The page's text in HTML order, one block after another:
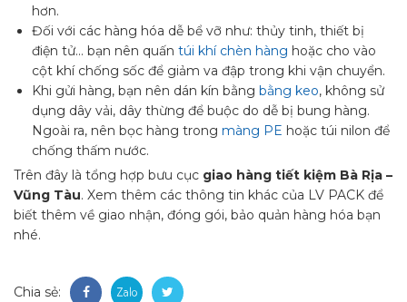
hơn.
Đối với các hàng hóa dễ bể vỡ như: thủy tinh, thiết bị
điện tử… bạn nên quấn túi khí chèn hàng hoặc cho vào
cột khí chống sốc để giảm va đập trong khi vận chuyển.
Khi gửi hàng, bạn nên dán kín bằng bằng keo, không sử
dụng dây vải, dây thừng để buộc do dễ bị bung hàng.
Ngoài ra, nên bọc hàng trong màng PE hoặc túi nilon để
chống thấm nước.
Trên đây là tổng hợp bưu cục giao hàng tiết kiệm Bà Rịa –
Vũng Tàu. Xem thêm các thông tin khác của LV PACK để
biết thêm về giao nhận, đóng gói, bảo quản hàng hóa bạn
nhé.
Chia sẻ: